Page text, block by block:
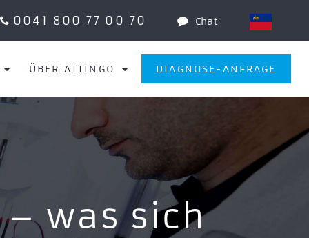
0041 800 77 00 70 Chat
ÜBER ATTINGO DIAGNOSE-ANFRAGE
– was sich